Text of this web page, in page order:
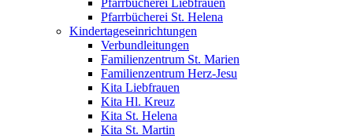
Pfarrbücherei St. Helena
Kindertageseinrichtungen
Verbundleitungen
Familienzentrum St. Marien
Familienzentrum Herz-Jesu
Kita Liebfrauen
Kita Hl. Kreuz
Kita St. Helena
Kita St. Martin